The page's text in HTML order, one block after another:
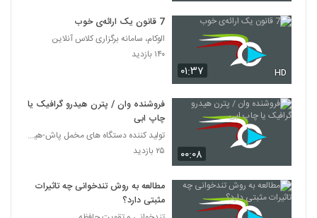
۰۱:۳۷ HD
7 قانون یک ارائه‌ی خوب
الوکام، سامانه برگزاری کلاس آنلاین
۱۴۰ بازدید
۰۰:۰۸
فروشنده وان / پترن هیدرو گرافیک یا
چاپ ابی
تولید کننده دستگاه های مخمل پاش-هیدروگرافیک-ابکاری
۲۵ بازدید
مطالعه به روش تندخوانی چه تاثیرات
مثبتی دارد؟